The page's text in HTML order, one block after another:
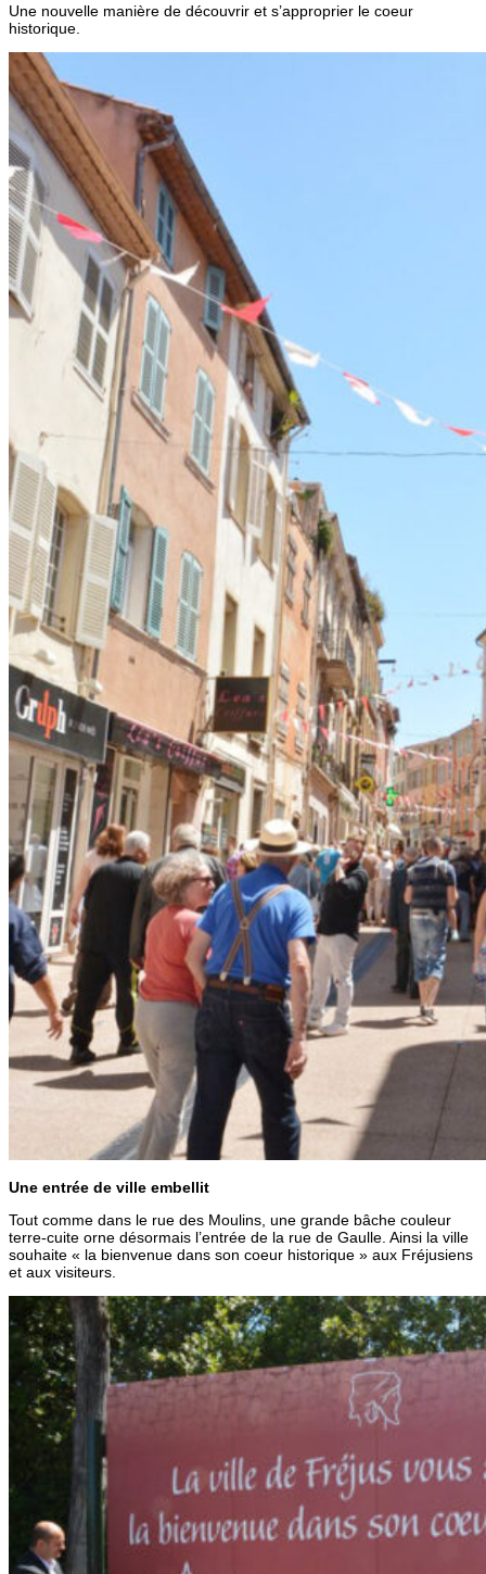
Une nouvelle manière de découvrir et s’approprier le coeur
historique.
Une entrée de ville embellit
Tout comme dans le rue des Moulins, une grande bâche couleur
terre-cuite orne désormais l’entrée de la rue de Gaulle. Ainsi la ville
souhaite « la bienvenue dans son coeur historique » aux Fréjusiens
et aux visiteurs.